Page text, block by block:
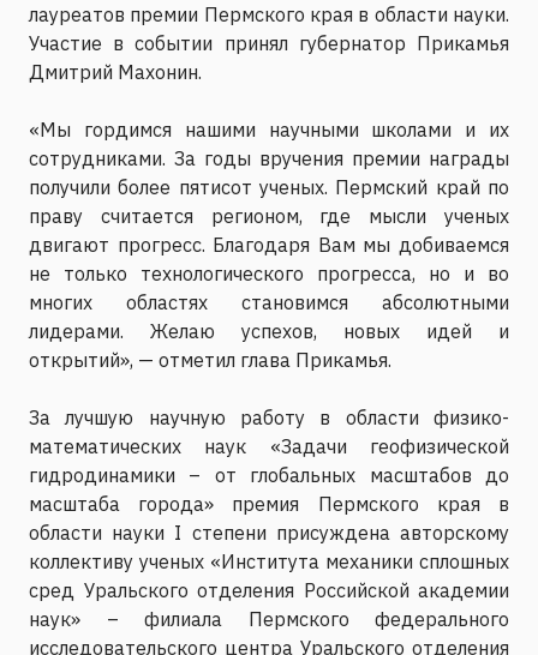
лауреатов премии Пермского края в области науки.
Участие в событии принял губернатор Прикамья
Дмитрий Махонин.
«Мы гордимся нашими научными школами и их
сотрудниками. За годы вручения премии награды
получили более пятисот ученых. Пермский край по
праву считается регионом, где мысли ученых
двигают прогресс. Благодаря Вам мы добиваемся
не только технологического прогресса, но и во
многих областях становимся абсолютными
лидерами. Желаю успехов, новых идей и
открытий», — отметил глава Прикамья.
За лучшую научную работу в области физико-
математических наук «Задачи геофизической
гидродинамики – от глобальных масштабов до
масштаба города» премия Пермского края в
области науки I степени присуждена авторскому
коллективу ученых «Института механики сплошных
сред Уральского отделения Российской академии
наук» – филиала Пермского федерального
исследовательского центра Уральского отделения